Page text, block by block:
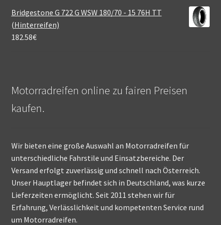
Bridgestone G 722 G WSW 180/70 - 15 76H TT
(Hinterreifen)
182.58€
Motorradreifen online zu fairen Preisen
kaufen.
Wir bieten eine große Auswahl an Motorradreifen für
unterschiedliche Fahrstile und Einsatzbereiche. Der
Versand erfolgt zuverlässig und schnell nach Österreich.
Unser Hauptlager befindet sich in Deutschland, was kurze
Lieferzeiten ermöglicht. Seit 2011 stehen wir für
Erfahrung, Verlässlichkeit und kompetenten Service rund
um Motorradreifen.